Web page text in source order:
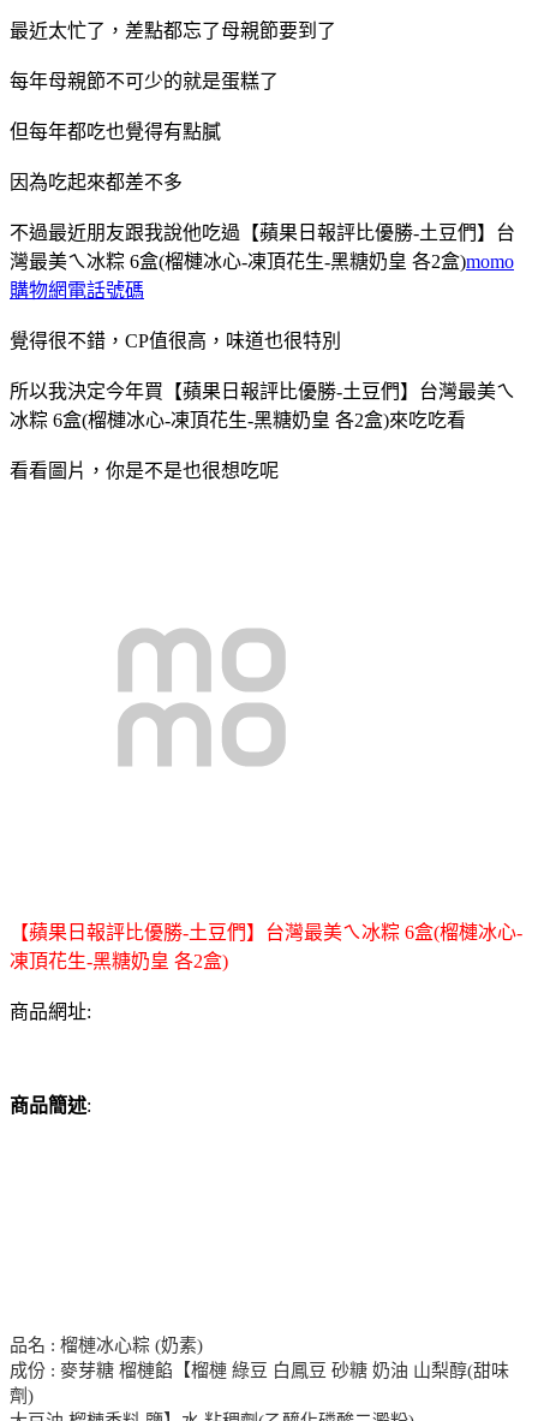
最近太忙了，差點都忘了母親節要到了
每年母親節不可少的就是蛋糕了
但每年都吃也覺得有點膩
因為吃起來都差不多
不過最近朋友跟我說他吃過 【蘋果日報評比優勝-土豆們】台
灣最美ㄟ冰粽 6盒(榴槤冰心-凍頂花生-黑糖奶皇 各2盒)momo
購物網電話號碼
覺得很不錯，CP值很高，味道也很特別
所以我決定今年買 【蘋果日報評比優勝-土豆們】台灣最美ㄟ
冰粽 6盒(榴槤冰心-凍頂花生-黑糖奶皇 各2盒)來吃吃看
看看圖片，你是不是也很想吃呢
【蘋果日報評比優勝-土豆們】台灣最美ㄟ冰粽 6盒(榴槤冰心-
凍頂花生-黑糖奶皇 各2盒)
商品網址:
商品簡述:
品名 : 榴槤冰心粽 (奶素)
成份 : 麥芽糖 榴槤餡【榴槤 綠豆 白鳳豆 砂糖 奶油 山梨醇(甜味
劑)